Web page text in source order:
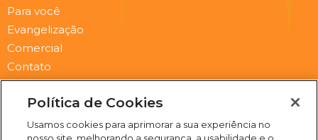
Para você
Evangelização
Comercial
Contato
Newsletter
Email Submit
Política de Cookies
Usamos cookies para aprimorar a sua experiência no